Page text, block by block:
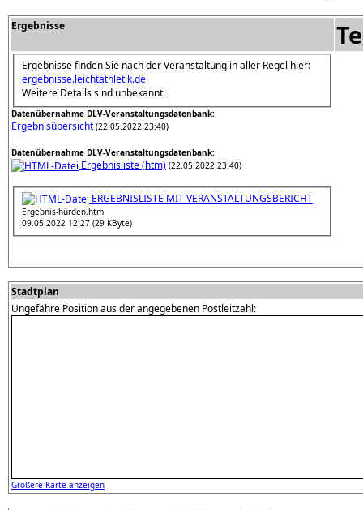
Ergebnisse
Ergebnisse finden Sie nach der Veranstaltung in aller Regel hier:
ergebnisse.leichtathletik.de
Weitere Details sind unbekannt.
Datenübernahme DLV-Veranstaltungsdatenbank:
Ergebnisübersicht (22.05.2022 23:40)
Datenübernahme DLV-Veranstaltungsdatenbank:
Ergebnisliste (htm) (22.05.2022 23:40)
ERGEBNISLISTE MIT VERANSTALTUNGSBERICHT
Ergebnis-hürden.htm
09.05.2022 12:27 (29 KByte)
Stadtplan
Ungefähre Position aus der angegebenen Postleitzahl:
Größere Karte anzeigen